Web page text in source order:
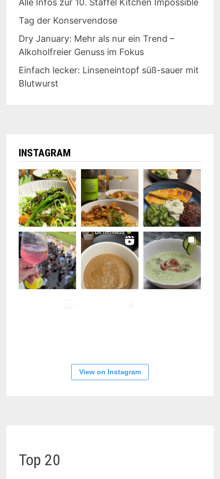
Alle Infos zur 10. Staffel Kitchen Impossible
Tag der Konservendose
Dry January: Mehr als nur ein Trend –
Alkoholfreier Genuss im Fokus
Einfach lecker: Linseneintopf süß-sauer mit
Blutwurst
INSTAGRAM
View on Instagram
Top 20